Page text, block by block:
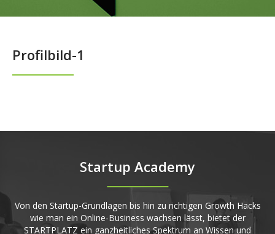
Profilbild-1
Startup Academy
Von den Startup-Grundlagen bis hin zu richtigen Growth Hacks
wie man ein Online-Business wachsen lässt, bietet der
STARTPLATZ ein ganzheitliches Spektrum an Wissen und